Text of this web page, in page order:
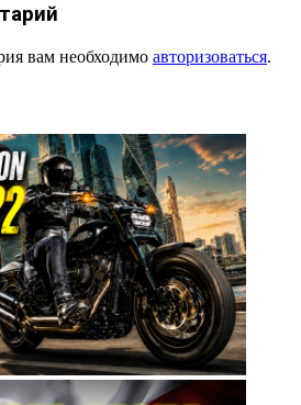
вам необходимо авторизоваться.